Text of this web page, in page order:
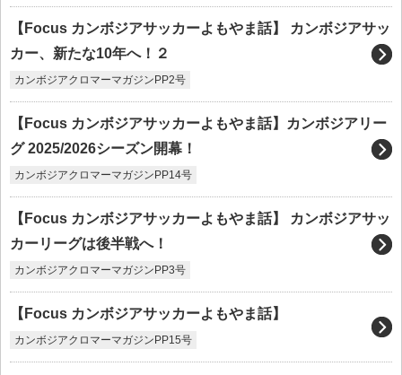
【Focus カンボジアサッカーよもやま話】 カンボジアサッ
カー、新たな10年へ！２
カンボジアクロマーマガジンPP2号
【Focus カンボジアサッカーよもやま話】カンボジアリー
グ 2025/2026シーズン開幕！
カンボジアクロマーマガジンPP14号
【Focus カンボジアサッカーよもやま話】 カンボジアサッ
カーリーグは後半戦へ！
カンボジアクロマーマガジンPP3号
【Focus カンボジアサッカーよもやま話】
カンボジアクロマーマガジンPP15号